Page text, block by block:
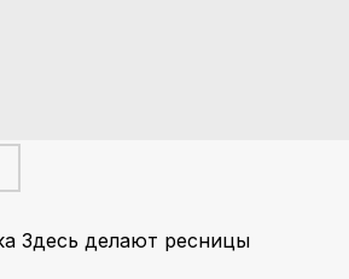
Здесь делают ресницы